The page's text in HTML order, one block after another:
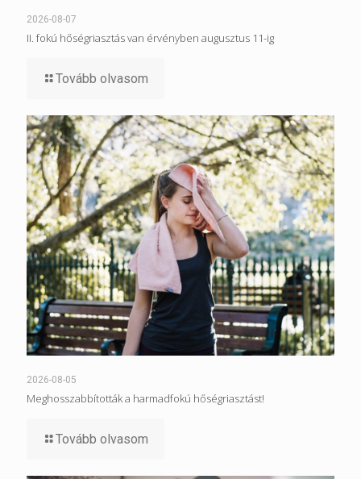
2026-08-07
II. fokú hőségriasztás van érvényben augusztus 11-ig
Tovább olvasom
2026-08-05
Meghosszabbították a harmadfokú hőségriasztást!
Tovább olvasom